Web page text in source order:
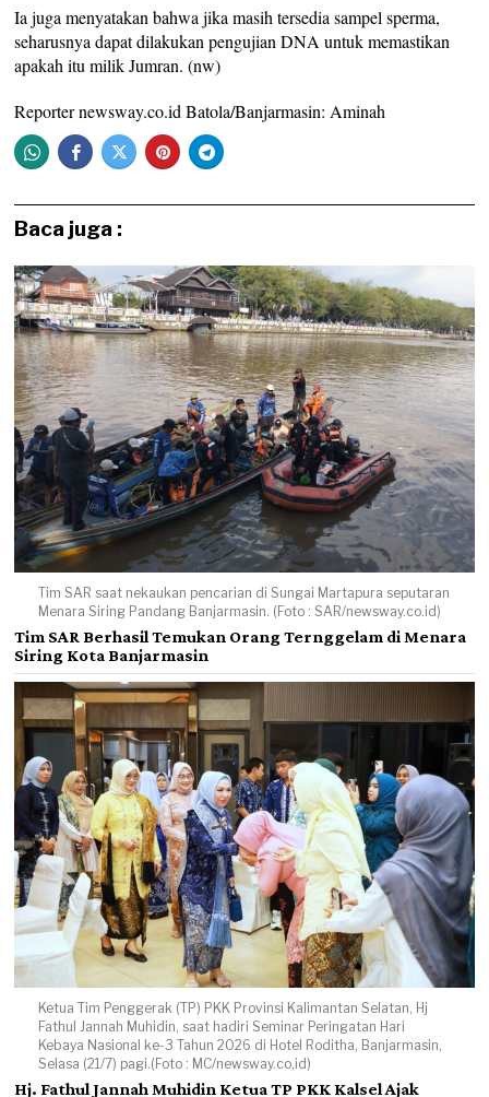
Ia juga menyatakan bahwa jika masih tersedia sampel sperma,
seharusnya dapat dilakukan pengujian DNA untuk memastikan
apakah itu milik Jumran. (nw)
Reporter newsway.co.id Batola/Banjarmasin: Aminah
Baca juga :
Tim SAR saat nekaukan pencarian di Sungai Martapura seputaran
Menara Siring Pandang Banjarmasin. (Foto : SAR/newsway.co.id)
Tim SAR Berhasil Temukan Orang Ternggelam di Menara
Siring Kota Banjarmasin
Ketua Tim Penggerak (TP) PKK Provinsi Kalimantan Selatan, Hj
Fathul Jannah Muhidin, saat hadiri Seminar Peringatan Hari
Kebaya Nasional ke-3 Tahun 2026 di Hotel Roditha, Banjarmasin,
Selasa (21/7) pagi.(Foto : MC/newsway.co,id)
Hj. Fathul Jannah Muhidin Ketua TP PKK Kalsel Ajak